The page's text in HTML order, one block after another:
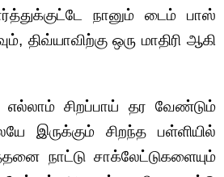
நானும் டைம் பாஸ்
திவ்யாவிற்கு ஒரு மாதிரி ஆகி
சிறப்பாய் தர வேண்டும்
இருக்கும் சிறந்த பள்ளியில்
நாட்டு சாக்லேட்டுகளையும்